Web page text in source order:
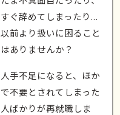
すぐ辞めてしまったり...
以前より扱いに困ること
はありませんか？
人手不足になると、ほか
で不要とされてしまった
人ばかりが再就職しま